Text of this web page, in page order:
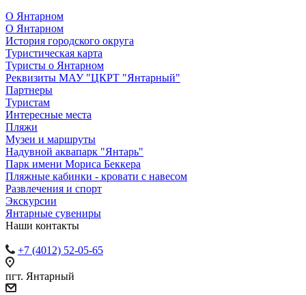
О Янтарном
О Янтарном
История городского округа
Туристическая карта
Туристы о Янтарном
Реквизиты МАУ "ЦКРТ "Янтарный"
Партнеры
Туристам
Интересные места
Пляжи
Музеи и маршруты
Надувной аквапарк "Янтарь"
Парк имени Мориса Беккера
Пляжные кабинки - кровати с навесом
Развлечения и спорт
Экскурсии
Янтарные сувениры
Наши контакты
+7 (4012) 52-05-65
пгт. Янтарный